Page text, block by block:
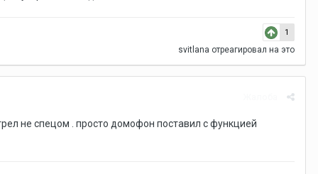
1
svitlana отреагировал на это
не спецом . просто домофон поставил с функцией